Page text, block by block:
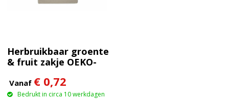
Herbruikbaar groente
& fruit zakje OEKO-
30x40cm
Vanaf € 0,72
Bedrukt in circa 10 werkdagen